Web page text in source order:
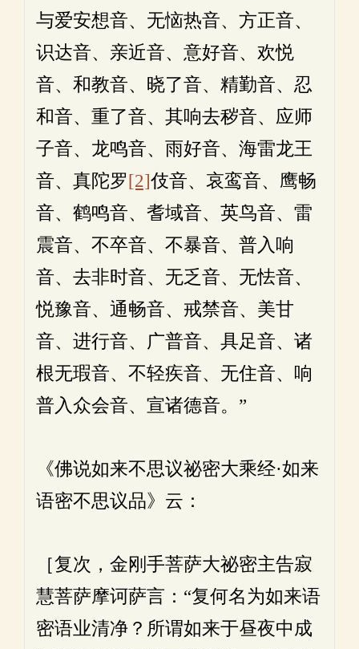
与爱安想音、无恼热音、方正音、
识达音、亲近音、意好音、欢悦
音、和教音、晓了音、精勤音、忍
和音、重了音、其响去秽音、应师
子音、龙鸣音、雨好音、海雷龙王
音、真陀罗[2]伎音、哀鸾音、鹰畅
音、鹤鸣音、耆域音、英鸟音、雷
震音、不卒音、不暴音、普入响
音、去非时音、无乏音、无怯音、
悦豫音、通畅音、戒禁音、美甘
音、进行音、广普音、具足音、诸
根无瑕音、不轻疾音、无住音、响
普入众会音、宣诸德音。”
《佛说如来不思议祕密大乘经·如来
语密不思议品》云：
［复次，金刚手菩萨大祕密主告寂
慧菩萨摩诃萨言：“复何名为如来语
密语业清净？所谓如来于昼夜中成